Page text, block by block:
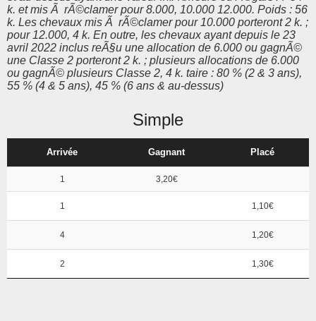
k. et mis Ã rÃ©clamer pour 8.000, 10.000 12.000. Poids : 56
k. Les chevaux mis Ã rÃ©clamer pour 10.000 porteront 2 k. ;
pour 12.000, 4 k. En outre, les chevaux ayant depuis le 23
avril 2022 inclus reÃ§u une allocation de 6.000 ou gagnÃ©
une Classe 2 porteront 2 k. ; plusieurs allocations de 6.000
ou gagnÃ© plusieurs Classe 2, 4 k. taire : 80 % (2 & 3 ans),
55 % (4 & 5 ans), 45 % (6 ans & au-dessus)
Simple
Arrivée Gagnant Placé
1 3,20€
1 1,10€
4 1,20€
2 1,30€